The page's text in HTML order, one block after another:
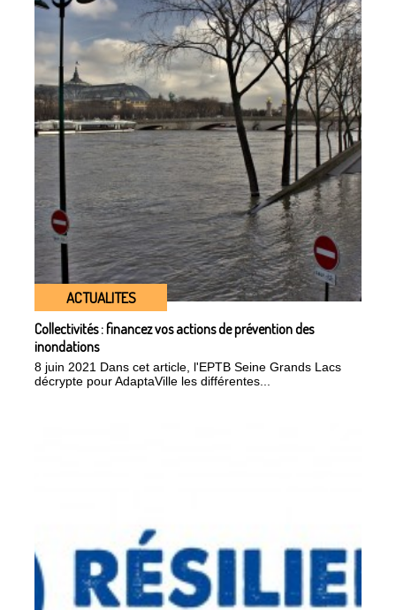
ACTUALITES
Collectivités : financez vos actions de prévention des
inondations
8 juin 2021 Dans cet article, l'EPTB Seine Grands Lacs
décrypte pour AdaptaVille les différentes...